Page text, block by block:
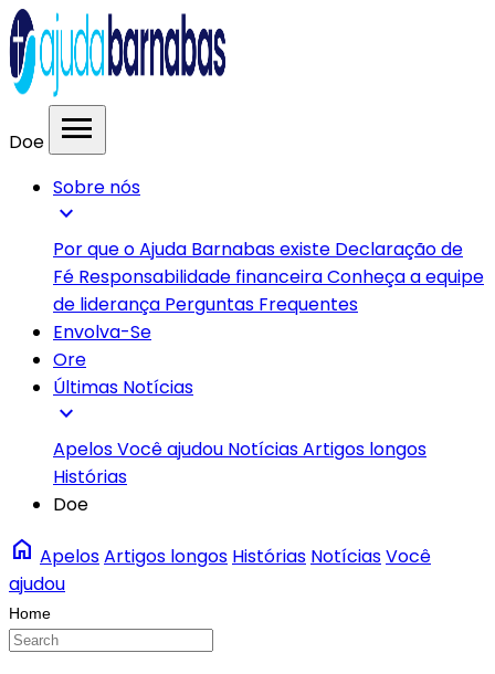
Doe menu
Sobre nós
expand_more
Por que o Ajuda Barnabas existe Declaração de
Fé Responsabilidade financeiraConheça a equipe
de liderança Perguntas Frequentes
Envolva-Se
Ore
Últimas Notícias
expand_more
ApelosVocê ajudou NotíciasArtigos longos
Histórias
Doe
home ApelosArtigos longos Histórias NotíciasVocê
ajudou